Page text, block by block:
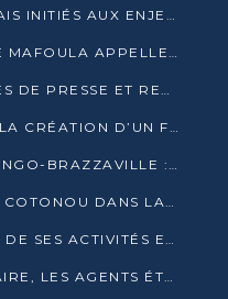
LES JOURNALISTES CONGOLAIS INITIÉS AUX ENJEUX DE L’ÉCONOMIE BLEUE
PRÉSIDENTIELLE 2026 : DAVE MAFOULA APPELLE LES CONGOLAIS À UN « NOUVEAU DÉPART »
LE CSLC RELANCE LES CARTES DE PRESSE ET RECONNAÎT OFFICIELLEMENT LES MÉDIAS EN LIGNE
MÉDIAS : LE CSLC ANNONCE LA CRÉATION D’UN FONDS D’APPUI À LA PRESSE
PRESIDENTIELLE 2026 AU CONGO-BRAZZAVILLE : UN CASTING ÉLARGI
LE CONGO PORTE SA VOIX À COTONOU DANS LA LUTTE CONTRE LA TUBERCULOSE
LA SOPRIM DRESSE LE BILAN DE SES ACTIVITÉS ET FIXE DE NOUVELLES PRIORITÉS
DGMRFE : 16 MOIS SANS SALAIRE, LES AGENTS ÉTOUFFENT DANS LE SILENCE